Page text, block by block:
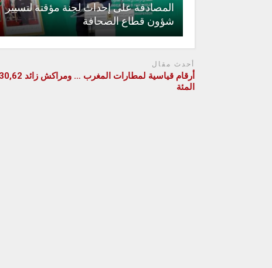
المصادقة على إحداث لجنة مؤقتة لتسيير
شؤون قطاع الصحافة
أحدث مقال
المئة